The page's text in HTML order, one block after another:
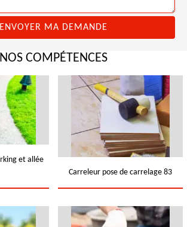
NOS COMPÉTENCES
et allée
Carreleur pose de carrelage 83